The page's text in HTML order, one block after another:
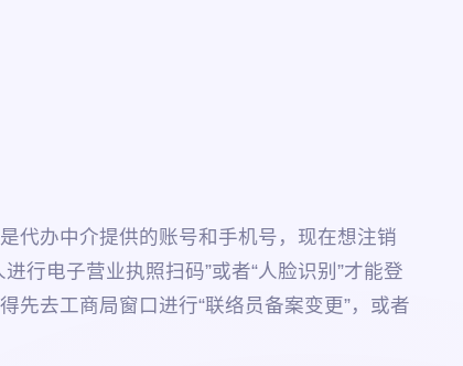
代办中介提供的账号和手机号，现在想注销
行电子营业执照扫码”或者“人脸识别”才能登
去工商局窗口进行“联络员备案变更”，或者